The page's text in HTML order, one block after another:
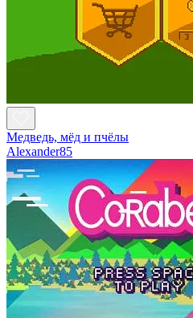
Медведь, мёд и пчёлы
Alexander85